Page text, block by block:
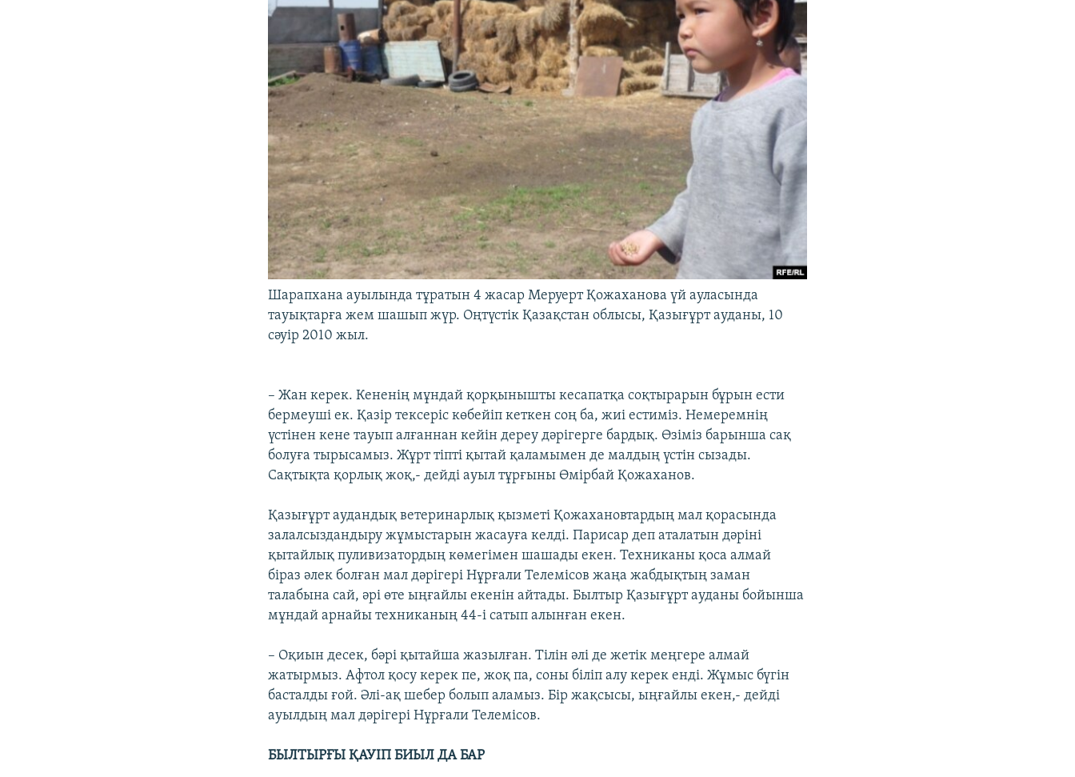
Шарапхана ауылында тұратын 4 жасар Меруерт Қожаханова үй ауласында
тауықтарға жем шашып жүр. Оңтүстік Қазақстан облысы, Қазығұрт ауданы, 10
сәуір 2010 жыл.
– Жан керек. Кененің мұндай қорқынышты кесапатқа соқтырарын бұрын ести
бермеуші ек. Қазір тексеріс көбейіп кеткен соң ба, жиі естиміз. Немеремнің
үстінен кене тауып алғаннан кейін дереу дәрігерге бардық. Өзіміз барынша сақ
болуға тырысамыз. Жұрт тіпті қытай қаламымен де малдың үстін сызады.
Сақтықта қорлық жоқ,- дейді ауыл тұрғыны Өмірбай Қожаханов.
Қазығұрт аудандық ветеринарлық қызметі Қожахановтардың мал қорасында
залалсыздандыру жұмыстарын жасауға келді. Парисар деп аталатын дәріні
қытайлық пуливизатордың көмегімен шашады екен. Техниканы қоса алмай
біраз әлек болған мал дәрігері Нұрғали Телемісов жаңа жабдықтың заман
талабына сай, әрі өте ыңғайлы екенін айтады. Былтыр Қазығұрт ауданы бойынша
мұндай арнайы техниканың 44-і сатып алынған екен.
– Оқиын десек, бәрі қытайша жазылған. Тілін әлі де жетік меңгере алмай
жатырмыз. Афтол қосу керек пе, жоқ па, соны біліп алу керек енді. Жұмыс бүгін
басталды ғой. Әлі-ақ шебер болып аламыз. Бір жақсысы, ыңғайлы екен,- дейді
ауылдың мал дәрігері Нұрғали Телемісов.
БЫЛТЫРҒЫ ҚАУІП БИЫЛ ДА БАР